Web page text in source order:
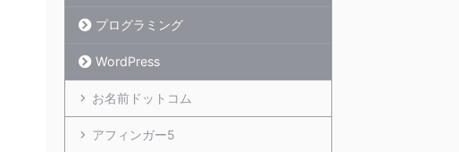
プログラミング
WordPress
お名前ドットコム
アフィンガー5